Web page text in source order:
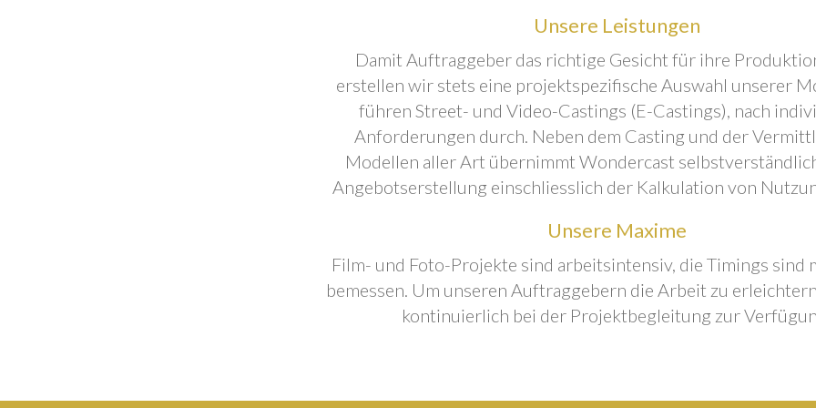
Unsere Leistungen
Damit Auftraggeber das richtige Gesicht für ihre
erstellen wir stets eine projektspezifische Auswahl unserer
führen Street- und Video-Castings (E-Castings), nach
Anforderungen durch. Neben dem Casting und der
Modellen aller Art übernimmt Wondercast
Angebotserstellung einschliesslich der Kalkulation von
Unsere Maxime
Film- und Foto-Projekte sind arbeitsintensiv, die Timings sind
bemessen. Um unseren Auftraggebern die Arbeit zu
kontinuierlich bei der Projektbegleitung zur